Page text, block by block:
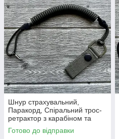
Шнур страхувальний,
Паракорд, Спіральний трос-
ретрактор з карабіном та
кріпленням на пояс (Довжина
35-100 см)
Готово до відправки